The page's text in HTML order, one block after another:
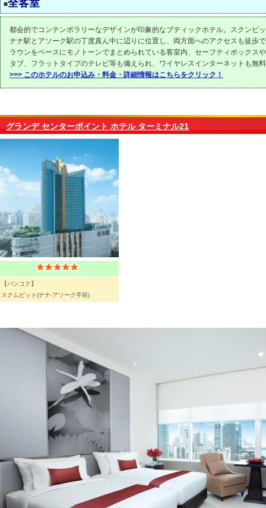
■全客室
都会的でコンテンポラリーなデザインが印象的なブティックホテル。スクンビ
ナナ駅とアソーク駅の丁度真ん中に辺りに位置し、両方面へのアクセスも徒歩
ラウンをベースにモノトーンでまとめられている客室内、セーフティボックス
タブ、フラットタイプのテレビ等も備えられ、ワイヤレスインターネットも無
>>> このホテルのお申込み・料金・詳細情報はこちらをクリック！
グランデ センターポイント ホテル ターミナル21
【バンコク】
スクムビット(ナナ-アソーク手前)